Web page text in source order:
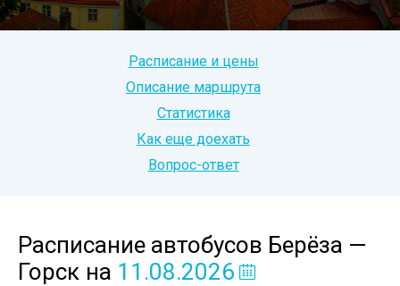
Расписание и цены
Описание маршрута
Статистика
Как еще доехать
Вопрос-ответ
Расписание автобусов Берёза —
Горск на 11.08.2026